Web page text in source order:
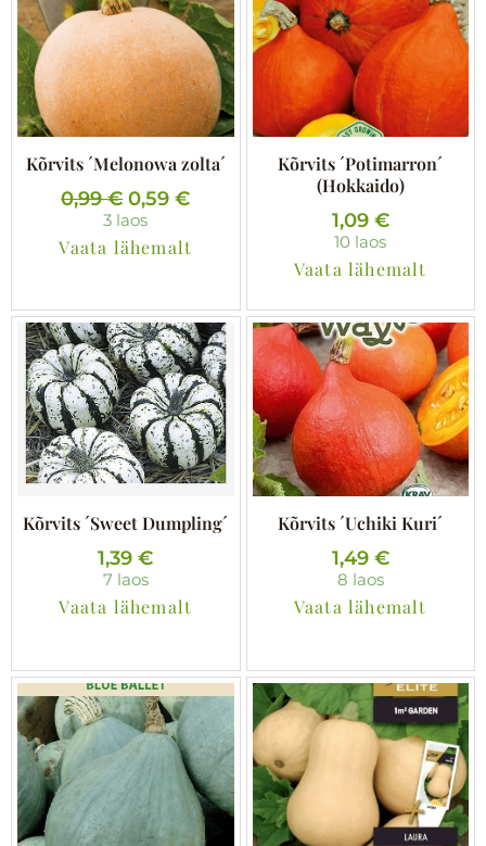
Kõrvits ´Melonowa zolta´
0,99€ A
l
g
h
i
n
d
o
l
i
0
,
9
9
.
0,59€P
a
u
n
e
h
i
n
d
n
€
3 laos
Vaata lähemalt
Kõrvits ´Potimarron´
(Hokkaido)
1,09 €
10 laos
Vaata lähemalt
Kõrvits ´Sweet Dumpling´
1,39€
7 laos
Vaata lähemalt
Kõrvits ´Uchiki Kuri´
1,49 €
8 laos
Vaata lähemalt